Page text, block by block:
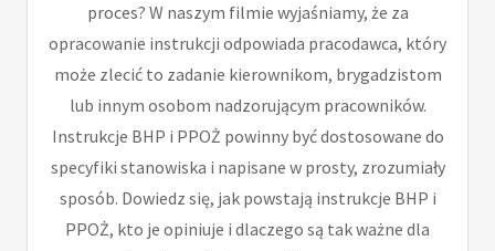
proces? W naszym filmie wyjaśniamy, że za
opracowanie instrukcji odpowiada pracodawca, który
może zlecić to zadanie kierownikom, brygadzistom
lub innym osobom nadzorującym pracowników.
Instrukcje BHP i PPOŻ powinny być dostosowane do
specyfiki stanowiska i napisane w prosty, zrozumiały
sposób. Dowiedz się, jak powstają instrukcje BHP i
PPOŻ, kto je opiniuje i dlaczego są tak ważne dla